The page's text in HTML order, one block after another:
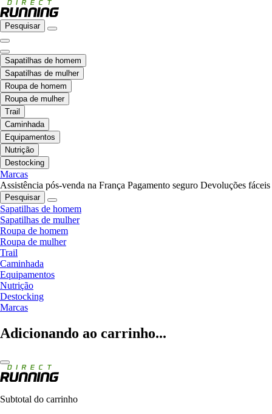
Pesquisar
Sapatilhas de homem
Sapatilhas de mulher
Roupa de homem
Roupa de mulher
Trail
Caminhada
Equipamentos
Nutrição
Destocking
Marcas
Assistência pós-venda na França Pagamento seguro Devoluções fáceis
Pesquisar
Sapatilhas de homem
Sapatilhas de mulher
Roupa de homem
Roupa de mulher
Trail
Caminhada
Equipamentos
Nutrição
Destocking
Marcas
Adicionando ao carrinho...
Subtotal do carrinho